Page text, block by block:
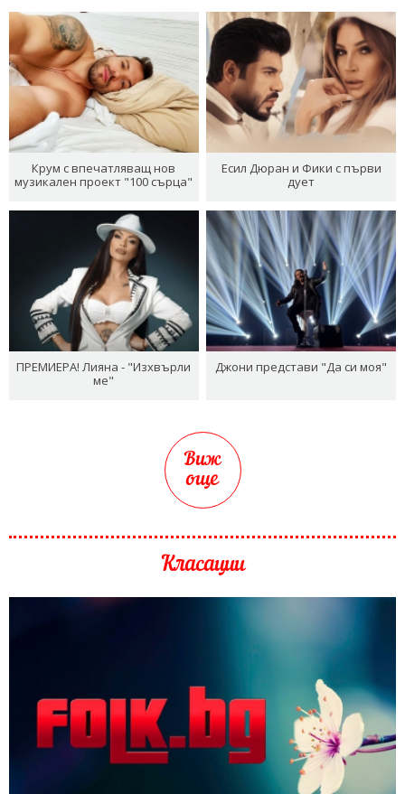
Крум с впечатляващ нов
музикален проект "100 сърца"
Есил Дюран и Фики с първи
дует
ПРЕМИЕРА! Лияна - "Изхвърли
ме"
Джони представи "Да си моя"
Виж
още
Класации